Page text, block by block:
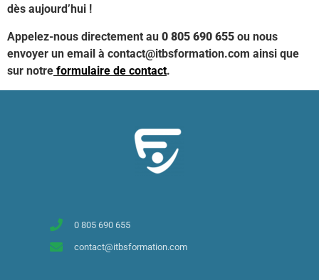
dès aujourd’hui !
Appelez-nous directement au 0 805 690 655 ou nous
envoyer un email à contact@itbsformation.com ainsi que
sur notre formulaire de contact.
0 805 690 655
contact@itbsformation.com